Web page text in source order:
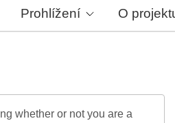
Prohlížení O
whether or not you are a